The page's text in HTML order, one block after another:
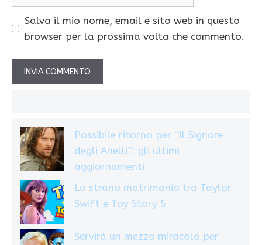
Salva il mio nome, email e sito web in questo
browser per la prossima volta che commento.
Possibile ritorno per “Il Signore
degli Anelli”: gli ultimi
aggiornamenti
Lo strano matrimonio tra Taylor
Swift e Toy Story 5
Servirà un mezzo miracolo per